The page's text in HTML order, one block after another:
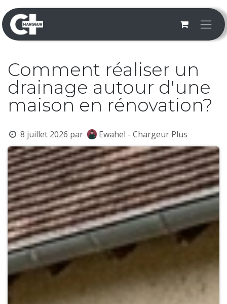
Se rendre au contenu
Comment réaliser un
drainage autour d'une
maison en rénovation?
8 juillet 2026 par Ewahel - Chargeur Plus